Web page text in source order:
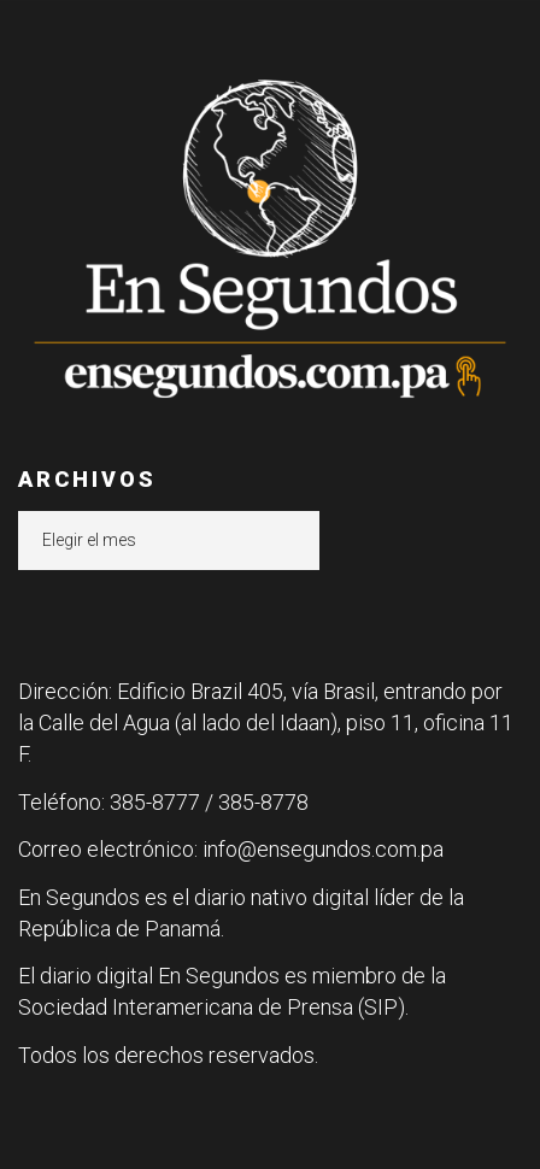
ARCHIVOS
Dirección: Edificio Brazil 405, vía Brasil, entrando por
la Calle del Agua (al lado del Idaan), piso 11, oficina 11
F.
Teléfono: 385-8777 / 385-8778
Correo electrónico: info@ensegundos.com.pa
En Segundos es el diario nativo digital líder de la
República de Panamá.
El diario digital En Segundos es miembro de la
Sociedad Interamericana de Prensa (SIP).
Todos los derechos reservados.